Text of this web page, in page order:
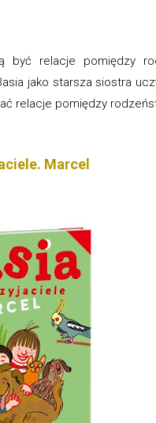
być relacje pomiędzy
jako starsza siostra
relacje pomiędzy
Marcel